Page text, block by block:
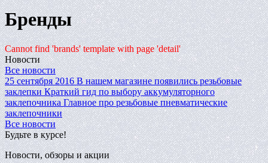
Бренды
Cannot find 'brands' template with page 'detail'
Новости
Все новости
25 сентября 2016 В нашем магазине появились резьбовые
заклепки Краткий гид по выбору аккумуляторного
заклепочника Главное про резьбовые пневматические
заклепочники
Все новости
Будьте в курсе!
Новости, обзоры и акции